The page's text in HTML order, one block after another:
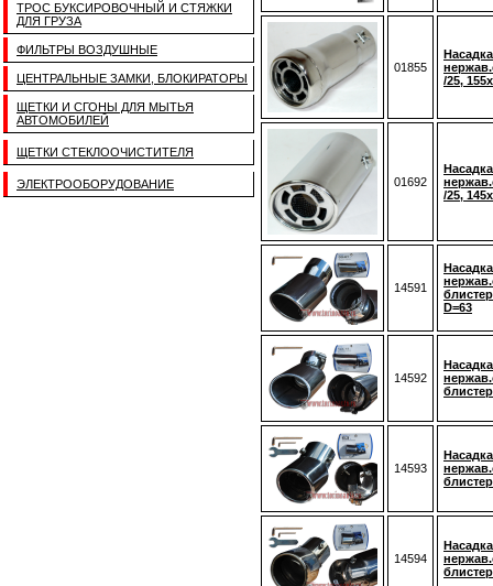
ТРОС БУКСИРОВОЧНЫЙ И СТЯЖКИ
ДЛЯ ГРУЗА
ФИЛЬТРЫ ВОЗДУШНЫЕ
ЦЕНТРАЛЬНЫЕ ЗАМКИ, БЛОКИРАТОРЫ
ЩЕТКИ И СГОНЫ ДЛЯ МЫТЬЯ
АВТОМОБИЛЕЙ
ЩЕТКИ СТЕКЛООЧИСТИТЕЛЯ
ЭЛЕКТРООБОРУДОВАНИЕ
01855
/25,
01692
/25,
14591
D=63
14592
14593
14594